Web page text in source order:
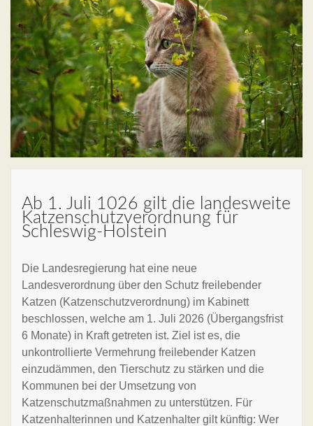
Ab 1. Juli 1026 gilt die landesweite
Katzenschutzverordnung für
Schleswig-Holstein
Die Landesregierung hat eine neue
Landesverordnung über den Schutz freilebender
Katzen (Katzenschutzverordnung) im Kabinett
beschlossen, welche am 1. Juli 2026 (Übergangsfrist
6 Monate) in Kraft getreten ist. Ziel ist es, die
unkontrollierte Vermehrung freilebender Katzen
einzudämmen, den Tierschutz zu stärken und die
Kommunen bei der Umsetzung von
Katzenschutzmaßnahmen zu unterstützen. Für
Katzenhalterinnen und Katzenhalter gilt künftig: Wer